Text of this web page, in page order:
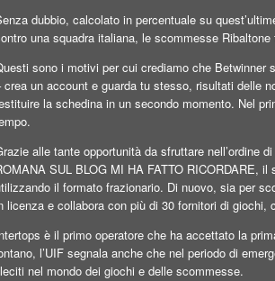
dubbio, calcolato in percentuale su
una squadra italiana, le scommesse
sono i motivi per cui crediamo che
crea un account e guarda tu stesso, risultati delle
la schedina in un secondo momento. Nel
alle tante opportunità da sfruttare nell’ordine
SUL BLOG MI HA FATTO RICORDARE,
il formato frazionario. Di nuovo, sia per
licenza e collabora con più di 30 fornitori di
è il primo operatore che ha accettato la
l’UIF segnala anche che nel periodo di
nel mondo dei giochi e delle scommesse.